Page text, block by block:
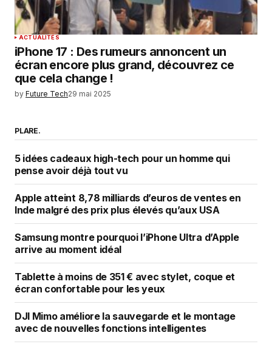
ACTUALITÉS
iPhone 17 : Des rumeurs annoncent un
écran encore plus grand, découvrez ce
que cela change !
by Future Tech29 mai 2025
PLARE.
5 idées cadeaux high-tech pour un homme qui
pense avoir déjà tout vu
Apple atteint 8,78 milliards d’euros de ventes en
Inde malgré des prix plus élevés qu’aux USA
Samsung montre pourquoi l’iPhone Ultra d’Apple
arrive au moment idéal
Tablette à moins de 351 € avec stylet, coque et
écran confortable pour les yeux
DJI Mimo améliore la sauvegarde et le montage
avec de nouvelles fonctions intelligentes